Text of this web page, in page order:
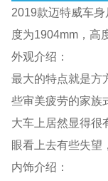
2019款迈特威车
度为1904mm，高
外观介绍：
最大的特点就是方
些审美疲劳的家族
大车上居然显得很
眼看上去有些失望
内饰介绍：